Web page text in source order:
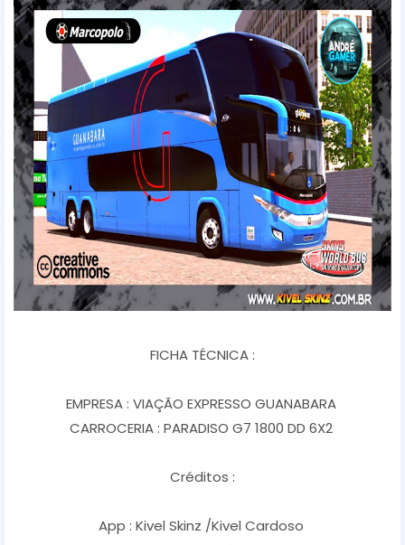
FICHA TÉCNICA :
EMPRESA : VIAÇÃO EXPRESSO GUANABARA
CARROCERIA : PARADISO G7 1800 DD 6X2
Créditos :
App : Kivel Skinz /Kivel Cardoso